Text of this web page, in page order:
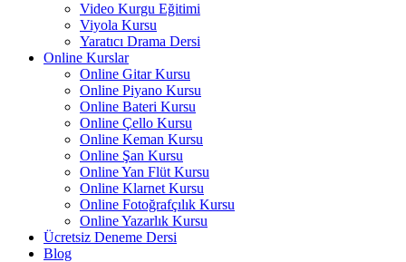
Video Kurgu Eğitimi
Viyola Kursu
Yaratıcı Drama Dersi
Online Kurslar
Online Gitar Kursu
Online Piyano Kursu
Online Bateri Kursu
Online Çello Kursu
Online Keman Kursu
Online Şan Kursu
Online Yan Flüt Kursu
Online Klarnet Kursu
Online Fotoğrafçılık Kursu
Online Yazarlık Kursu
Ücretsiz Deneme Dersi
Blog